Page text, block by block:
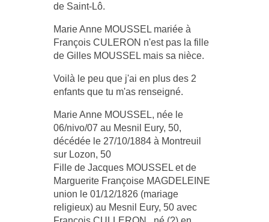
de Saint-Lô.
Marie Anne MOUSSEL mariée à
François CULERON n'est pas la fille
de Gilles MOUSSEL mais sa nièce.
Voilà le peu que j'ai en plus des 2
enfants que tu m'as renseigné.
Marie Anne MOUSSEL, née le
06/nivo/07 au Mesnil Eury, 50,
décédée le 27/10/1884 à Montreuil
sur Lozon, 50
Fille de Jacques MOUSSEL et de
Marguerite Françoise MAGDELEINE
union le 01/12/1826 (mariage
religieux) au Mesnil Eury, 50 avec